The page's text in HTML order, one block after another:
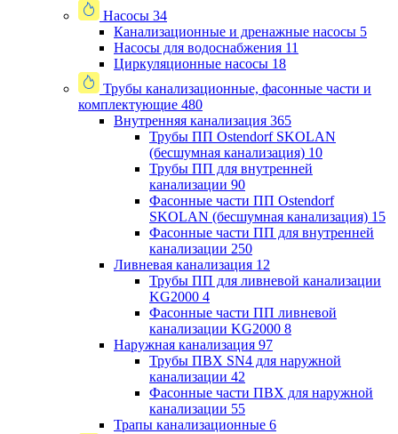
Насосы 34
Канализационные и дренажные насосы 5
Насосы для водоснабжения 11
Циркуляционные насосы 18
Трубы канализационные, фасонные части и
комплектующие 480
Внутренняя канализация 365
Трубы ПП Ostendorf SKOLAN
(бесшумная канализация) 10
Трубы ПП для внутренней
канализации 90
Фасонные части ПП Ostendorf
SKOLAN (бесшумная канализация) 15
Фасонные части ПП для внутренней
канализации 250
Ливневая канализация 12
Трубы ПП для ливневой канализации
KG2000 4
Фасонные части ПП ливневой
канализации KG2000 8
Наружная канализация 97
Трубы ПВХ SN4 для наружной
канализации 42
Фасонные части ПВХ для наружной
канализации 55
Трапы канализационные 6